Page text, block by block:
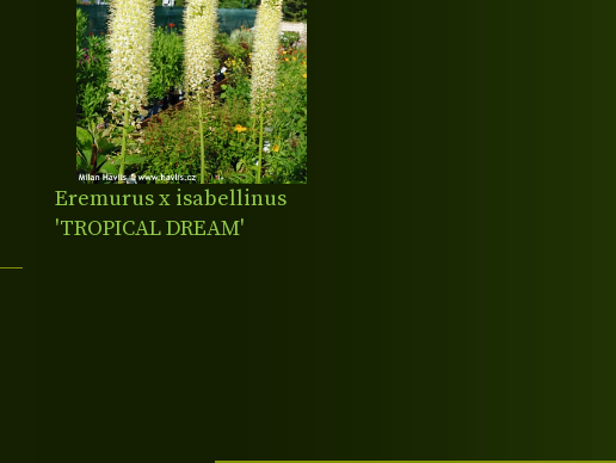
Eremurus x isabellinus
'TROPICAL DREAM'